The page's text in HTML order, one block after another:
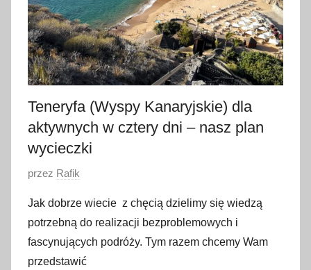
0
1
8
Teneryfa (Wyspy Kanaryjskie) dla
aktywnych w cztery dni – nasz plan
wycieczki
O
u
b
l
i
przez Rafik
Jak dobrze wiecie z chęcią dzielimy się wiedzą
potrzebną do realizacji bezproblemowych i
fascynujących podróży. Tym razem chcemy Wam
przedstawić